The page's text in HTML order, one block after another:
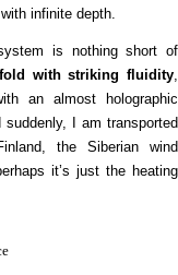
infinite depth.
is nothing short of
with striking fluidity
an almost holographic
I am transported
the Siberian wind
it’s just the heating